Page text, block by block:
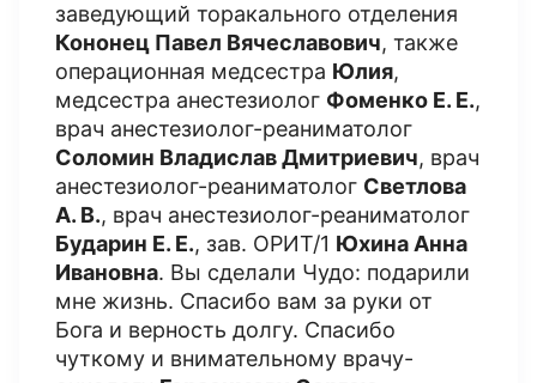
заведующий торакального отделения
Кононец Павел Вячеславович, также
операционная медсестра Юлия,
медсестра анестезиолог Фоменко Е. Е.,
врач анестезиолог-реаниматолог
Соломин Владислав Дмитриевич, врач
анестезиолог-реаниматолог Светлова
А. В., врач анестезиолог-реаниматолог
Бударин Е. Е., зав. ОРИТ/1 Юхина Анна
Ивановна. Вы сделали Чудо: подарили
мне жизнь. Спасибо вам за руки от
Бога и верность долгу. Спасибо
чуткому и внимательному врачу-